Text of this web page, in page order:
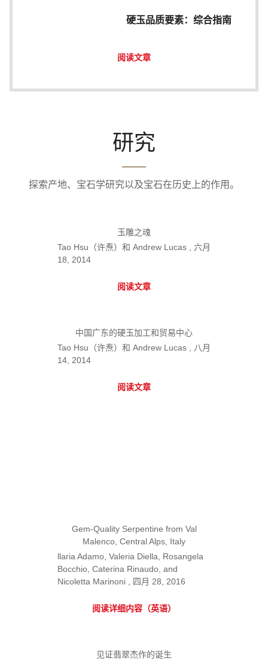
硬玉品质要素：综合指南
阅读文章
研究
探索产地、宝石学研究以及宝石在历史上的作用。
玉雕之魂
Tao Hsu（许焘）和 Andrew Lucas , 六月
18, 2014
阅读文章
中国广东的硬玉加工和贸易中心
Tao Hsu（许焘）和 Andrew Lucas , 八月
14, 2014
阅读文章
Gem-Quality Serpentine from Val
Malenco, Central Alps, Italy
llaria Adamo, Valeria Diella, Rosangela
Bocchio, Caterina Rinaudo, and
Nicoletta Marinoni , 四月 28, 2016
阅读详细内容（英语）
见证翡翠杰作的诞生